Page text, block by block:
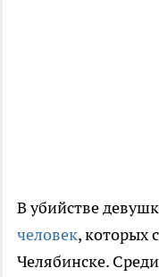
В убийстве
человек, которых
Челябинске.